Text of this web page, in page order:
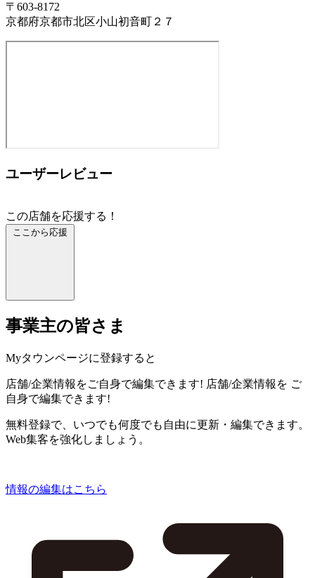
〒603-8172
京都府京都市北区小山初音町２７
ユーザーレビュー
この店舗を応援する！
ここから応援
事業主の皆さま
Myタウンページに登録すると
店舗/企業情報をご自身で編集できます! 店舗/企業情報を ご
自身で編集できます!
無料登録で、いつでも何度でも自由に更新・編集できます。
Web集客を強化しましょう。
情報の編集はこちら